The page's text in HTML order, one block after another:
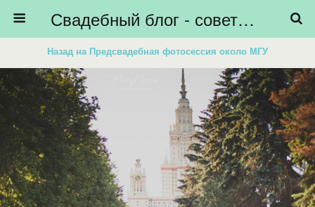
Свадебный блог - советы невестам, подготовка к свадьбе - HiBride
Назад на Предсвадебная фотосессия около МГУ